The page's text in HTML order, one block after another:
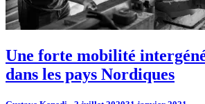
Une forte mobilité
dans les pays Nordiques